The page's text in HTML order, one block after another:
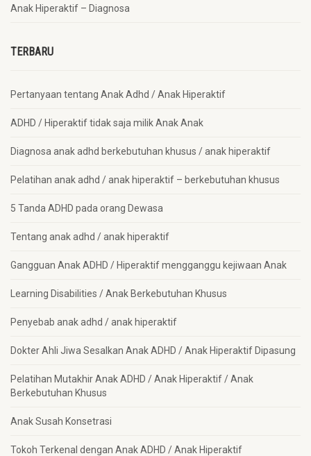
Anak Hiperaktif – Diagnosa
TERBARU
Pertanyaan tentang Anak Adhd / Anak Hiperaktif
ADHD / Hiperaktif tidak saja milik Anak Anak
Diagnosa anak adhd berkebutuhan khusus / anak hiperaktif
Pelatihan anak adhd / anak hiperaktif – berkebutuhan khusus
5 Tanda ADHD pada orang Dewasa
Tentang anak adhd / anak hiperaktif
Gangguan Anak ADHD / Hiperaktif mengganggu kejiwaan Anak
Learning Disabilities / Anak Berkebutuhan Khusus
Penyebab anak adhd / anak hiperaktif
Dokter Ahli Jiwa Sesalkan Anak ADHD / Anak Hiperaktif Dipasung
Pelatihan Mutakhir Anak ADHD / Anak Hiperaktif / Anak
Berkebutuhan Khusus
Anak Susah Konsetrasi
Tokoh Terkenal dengan Anak ADHD / Anak Hiperaktif